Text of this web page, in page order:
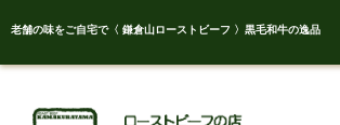
老舗の味をご自宅で〈 鎌倉山ローストビーフ 〉黒毛和牛の逸品